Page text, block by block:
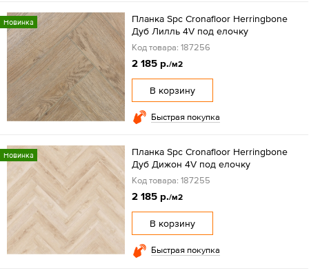
Новинка
Планка Spc Cronafloor Herringbone
Дуб Лилль 4V под елочку
Код товара: 187256
2 185 р./м2
В корзину
Быстрая покупка
Новинка
Планка Spc Cronafloor Herringbone
Дуб Дижон 4V под елочку
Код товара: 187255
2 185 р./м2
В корзину
Быстрая покупка